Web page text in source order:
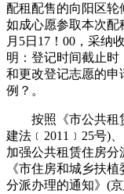
配租配售的向阳区轮
如成心愿参取本次配
月5日17！00，采纳
明：登记时间截止
和更改登记志愿的申
例？。
按照《市公共租赁
建法﹝2011﹞25号)
加强公共租赁住房分
《市住房和城乡扶
分派办理的通知》(